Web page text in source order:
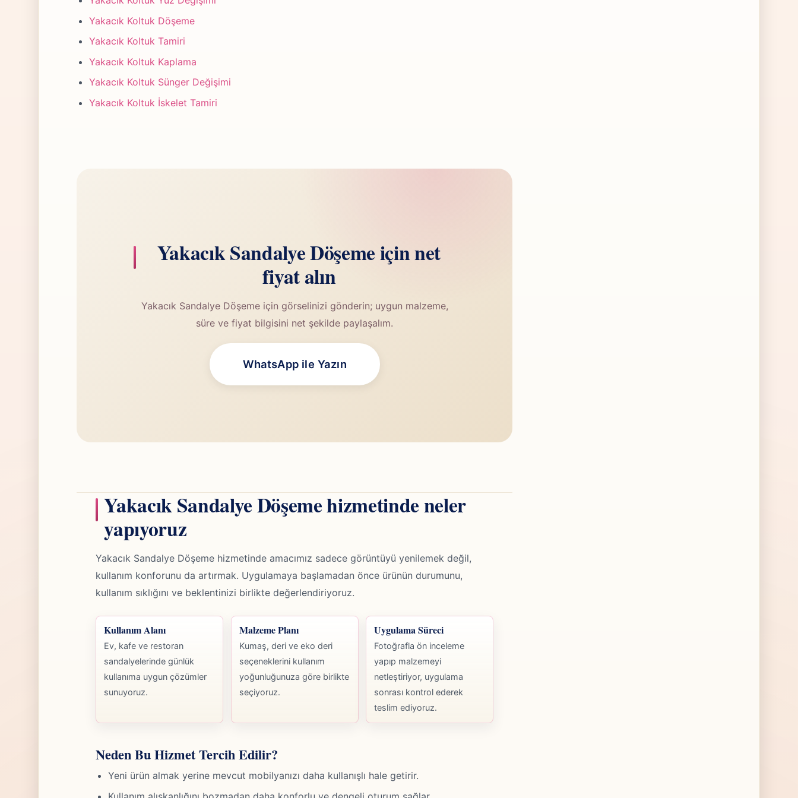
Yakacık Koltuk Döşeme
Yakacık Koltuk Tamiri
Yakacık Koltuk Kaplama
Yakacık Koltuk Sünger Değişimi
Yakacık Koltuk İskelet Tamiri
Yakacık Sandalye Döşeme için net
fiyat alın
Yakacık Sandalye Döşeme için görselinizi gönderin; uygun malzeme,
süre ve fiyat bilgisini net şekilde paylaşalım.
WhatsApp ile Yazın
Yakacık Sandalye Döşeme hizmetinde neler
yapıyoruz
Yakacık Sandalye Döşeme hizmetinde amacımız sadece görüntüyü yenilemek değil,
kullanım konforunu da artırmak. Uygulamaya başlamadan önce ürünün durumunu,
kullanım sıklığını ve beklentinizi birlikte değerlendiriyoruz.
Kullanım Alanı
Ev, kafe ve restoran
sandalyelerinde günlük
kullanıma uygun çözümler
sunuyoruz.
Malzeme Planı
Kumaş, deri ve eko deri
seçeneklerini kullanım
yoğunluğunuza göre birlikte
seçiyoruz.
Uygulama Süreci
Fotoğrafla ön inceleme
yapıp malzemeyi
netleştiriyor, uygulama
sonrası kontrol ederek
teslim ediyoruz.
Neden Bu Hizmet Tercih Edilir?
Yeni ürün almak yerine mevcut mobilyanızı daha kullanışlı hale getirir.